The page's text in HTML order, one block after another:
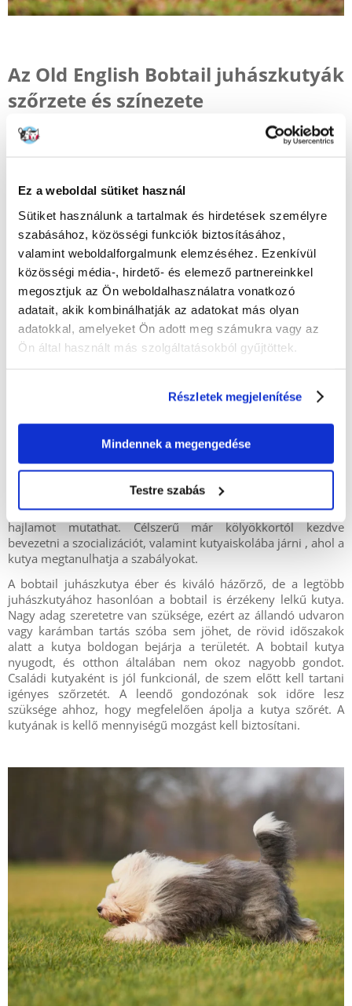
Ez a weboldal sütiket használ
Sütiket használunk a tartalmak és hirdetések személyre
szabásához, közösségi funkciók biztosításához,
valamint weboldalforgalmunk elemzéséhez. Ezenkívül
közösségi média-, hirdető- és elemező partnereinkkel
megosztjuk az Ön weboldalhasználatra vonatkozó
adatait, akik kombinálhatják az adatokat más olyan
adatokkal, amelyeket Ön adott meg számukra vagy az
Ön által használt más szolgáltatásokból gyűjtöttek.
Részletek megjelenítése
Mindennek a megengedése
Testre szabás
Az Old English Bobtail juhászkutyák
szőrzete és színezete
A bobtail kutyáknak nagyon dús és sűrű, bozontos szőrzete
van. A szőrzet kemény, az aljszőrzet lompos és hosszú. Az Old
kockáztatjuk, hogy túlnövi azt pehely formájában, és
gyakorlatilag a teljes bobtail szőrzetet tönkreteszi.
A bobtail juhászkutya feje, nyaka, mellső lábai és hasa fehér,
míg a törzs és a far egyszínű. A fajta megengedett színe a
hamvasfehér különböző árnyalatokban. A homok és a barna
árnyalatai azonban nem megengedettek.
Old English Sheepdog - karakter
nem agresszív. Szívesen és kíváncsian létesít kapcsolatot,
gazdáira, engedelmes és nagyon szorgalmas. Az Old English
Sheepdog intelligens kutya, az új trükköket és parancsokat
kutyakiképzők és a
Pásztorkutyaként a mozgó tárgyak felé irányuló hajszolási
hajlamot mutathat. Célszerű már kölyökkortól kezdve
bevezetni a szocializációt, valamint kutyaiskolába járni , ahol a
kutya megtanulhatja a szabályokat.
A bobtail juhászkutya éber és kiváló házőrző, de a legtöbb
juhászkutyához hasonlóan a bobtail is érzékeny lelkű kutya.
Nagy adag szeretetre van szüksége, ezért az állandó udvaron
vagy karámban tartás szóba sem jöhet, de rövid időszakok
alatt a kutya boldogan bejárja a területét. A bobtail kutya
nyugodt, és otthon általában nem okoz nagyobb gondot.
Családi kutyaként is jól funkcionál, de szem előtt kell tartani
igényes szőrzetét. A leendő gondozónak sok időre lesz
szüksége ahhoz, hogy megfelelően ápolja a kutya szőrét. A
kutyának is kellő mennyiségű mozgást kell biztosítani.